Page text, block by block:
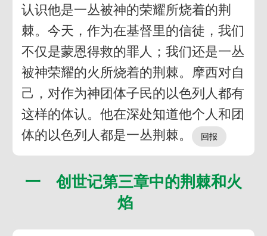
认识他是一丛被神的荣耀所烧着的荆
棘。今天，作为在基督里的信徒，我们
不仅是蒙恩得救的罪人；我们还是一丛
被神荣耀的火所烧着的荆棘。摩西对自
己，对作为神团体子民的以色列人都有
这样的体认。他在深处知道他个人和团
体的以色列人都是一丛荆棘。
一 创世记第三章中的荆棘和火
焰